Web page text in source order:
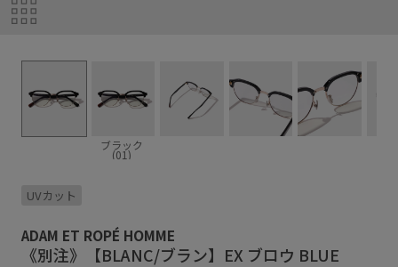
ブラック
(01)
UVカット
ADAM ET ROPÉ HOMME
《別注》【BLANC/ブラン】EX ブロウ BLUE